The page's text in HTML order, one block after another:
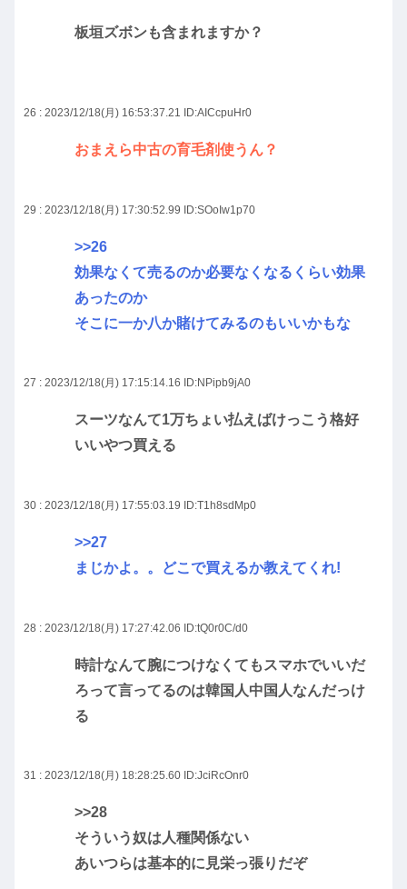
板垣ズボンも含まれますか？
26 : 2023/12/18(月) 16:53:37.21 ID:AICcpuHr0
おまえら中古の育毛剤使うん？
29 : 2023/12/18(月) 17:30:52.99 ID:SOoIw1p70
>>26
効果なくて売るのか必要なくなるくらい効果
あったのか
そこに一か八か賭けてみるのもいいかもな
27 : 2023/12/18(月) 17:15:14.16 ID:NPipb9jA0
スーツなんて1万ちょい払えばけっこう格好
いいやつ買える
30 : 2023/12/18(月) 17:55:03.19 ID:T1h8sdMp0
>>27
まじかよ。。どこで買えるか教えてくれ!
28 : 2023/12/18(月) 17:27:42.06 ID:tQ0r0C/d0
時計なんて腕につけなくてもスマホでいいだ
ろって言ってるのは韓国人中国人なんだっけ
る
31 : 2023/12/18(月) 18:28:25.60 ID:JciRcOnr0
>>28
そういう奴は人種関係ない
あいつらは基本的に見栄っ張りだぞ